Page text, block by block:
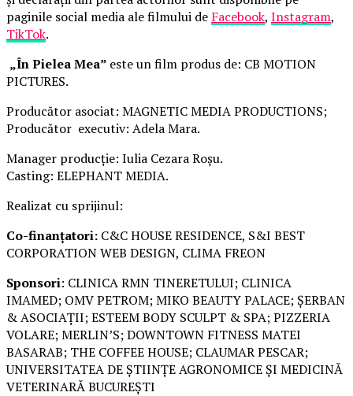
paginile social media ale filmului de Facebook, Instagram,
TikTok.
„În Pielea Mea” este un film produs de: CB MOTION
PICTURES.
Producător asociat: MAGNETIC MEDIA PRODUCTIONS;
Producător executiv: Adela Mara.
Manager producție: Iulia Cezara Roșu.
Casting: ELEPHANT MEDIA.
Realizat cu sprijinul:
Co-finanțatori: C&C HOUSE RESIDENCE, S&I BEST
CORPORATION WEB DESIGN, CLIMA FREON
Sponsori: CLINICA RMN TINERETULUI; CLINICA
IMAMED; OMV PETROM; MIKO BEAUTY PALACE; ȘERBAN
& ASOCIAȚII; ESTEEM BODY SCULPT & SPA; PIZZERIA
VOLARE; MERLIN’S; DOWNTOWN FITNESS MATEI
BASARAB; THE COFFEE HOUSE; CLAUMAR PESCAR;
UNIVERSITATEA DE ȘTIINȚE AGRONOMICE ȘI MEDICINĂ
VETERINARĂ BUCUREȘTI